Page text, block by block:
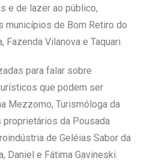
e de lazer ao público,
municípios de Bom Retiro do
Fazenda Vilanova e Taquari.
para falar sobre
que podem ser
Mezzomo, Turismóloga da
da Pousada
de Geléias Sabor da
Daniel e Fátima Gavineski.